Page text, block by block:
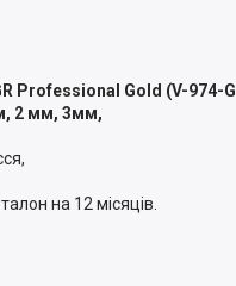
Professional Gold (V-974-
2 мм, 3мм,
на 12 місяців.